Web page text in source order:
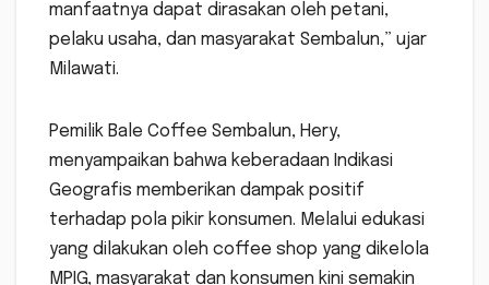
manfaatnya dapat dirasakan oleh petani,
pelaku usaha, dan masyarakat Sembalun,” ujar
Milawati.
Pemilik Bale Coffee Sembalun, Hery,
menyampaikan bahwa keberadaan Indikasi
Geografis memberikan dampak positif
terhadap pola pikir konsumen. Melalui edukasi
yang dilakukan oleh coffee shop yang dikelola
MPIG, masyarakat dan konsumen kini semakin